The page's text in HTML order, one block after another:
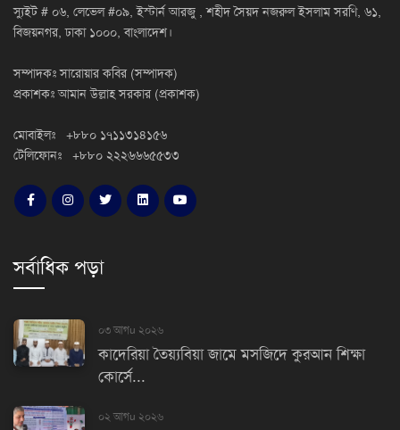
স্যুইট # ০৬, লেভেল #০৯, ইস্টার্ন আরজু , শহীদ সৈয়দ নজরুল ইসলাম সরণি, ৬১,
বিজয়নগর, ঢাকা ১০০০, বাংলাদেশ।
সম্পাদকঃ সারোয়ার কবির (সম্পাদক)
প্রকাশকঃ আমান উল্লাহ সরকার (প্রকাশক)
মোবাইলঃ +৮৮০ ১৭১১৩১৪১৫৬
টেলিফোনঃ +৮৮০ ২২২৬৬৬৫৫৩৩
সর্বাধিক পড়া
০৩ আগu ২০২৬
কাদেরিয়া তৈয়্যবিয়া জামে মসজিদে কুরআন শিক্ষা
কোর্সে...
০২ আগu ২০২৬